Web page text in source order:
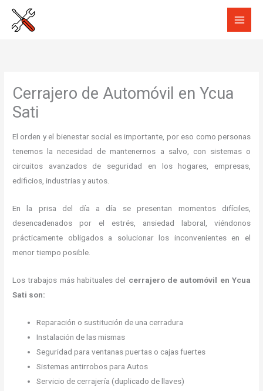
Cerrajero de Automóvil en Ycua
Sati
El orden y el bienestar social es importante, por eso como personas
tenemos la necesidad de mantenernos a salvo, con sistemas o
circuitos avanzados de seguridad en los hogares, empresas,
edificios, industrias y autos.
En la prisa del día a día se presentan momentos difíciles,
desencadenados por el estrés, ansiedad laboral, viéndonos
prácticamente obligados a solucionar los inconvenientes en el
menor tiempo posible.
Los trabajos más habituales del cerrajero de automóvil en Ycua
Sati son:
Reparación o sustitución de una cerradura
Instalación de las mismas
Seguridad para ventanas puertas o cajas fuertes
Sistemas antirrobos para Autos
Servicio de cerrajería (duplicado de llaves)